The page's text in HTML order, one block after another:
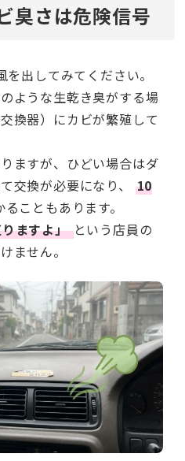
臭さは危険信号
出してみてください。
ような生乾き臭がする場
換器）にカビが繁殖して
ますが、ひどい場合はダ
交換が必要になり、 10
こともあります。
りますよ」という店員の
ません。